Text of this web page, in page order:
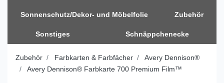
Sonnenschutz/Dekor- und Möbelfolie Zubehör
Sonstiges Schnäppchenecke
Zubehör Farbkarten & Farbfächer
Avery Dennison®
Avery Dennison® Farbkarte 700 Premium Film™